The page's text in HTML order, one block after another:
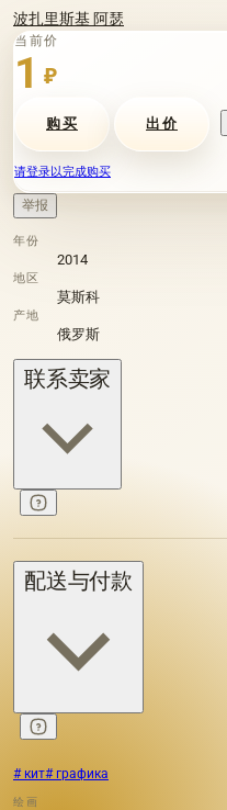
波扎里斯基 阿瑟
当前价
1 ₽
购买 出价
请登录以完成购买
举报
年份
2014
地区
莫斯科
产地
俄罗斯
联系卖家
配送与付款
# кит# графика
绘画